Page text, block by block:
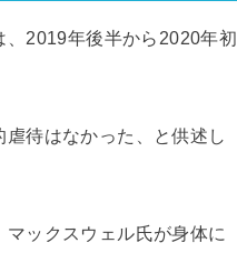
、2019年後半から2020年初
待はなかった、と供述し
ックスウェル氏が身体に